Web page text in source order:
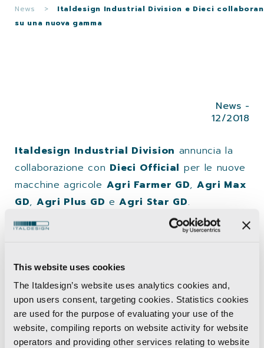
This website uses cookies
The Italdesign’s website uses analytics cookies and,
upon users consent, targeting cookies. Statistics cookies
are used for the purpose of evaluating your use of the
website, compiling reports on website activity for website
operators and providing other services relating to website
News >
Italdesign Industrial Division e Dieci
su una nuova gamma
News -
12/2018
Italdesign Industrial Division annuncia la
collaborazione con Dieci Official per le nuove
macchine agricole Agri Farmer GD, Agri Max
GD, Agri Plus GD eAgri Star GD.
Per caratterizzare la nuova gamma di prodotti
che sul design interno delle cabine. Linee
audaci e nuove grafiche sottolineano l’alta
qualità e le prestazioni dei veicoli, mentre le
cabine sono state progettate pensando
all’operatore: estetica, ergonomia e attenzione